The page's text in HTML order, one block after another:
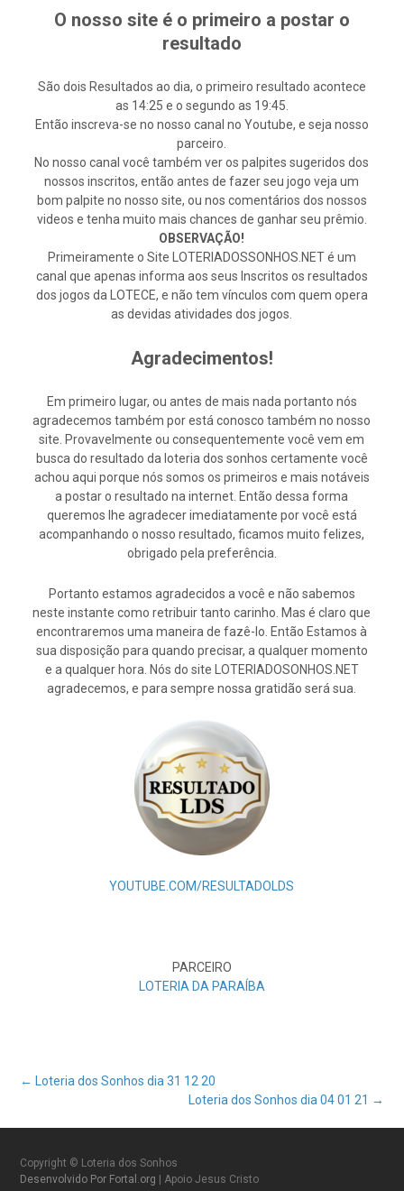
O nosso site é o primeiro a postar o
resultado
São dois Resultados ao dia, o primeiro resultado acontece
as 14:25 e o segundo as 19:45.
Então inscreva-se no nosso canal no Youtube, e seja nosso
parceiro.
No nosso canal você também ver os palpites sugeridos dos
nossos inscritos, então antes de fazer seu jogo veja um
bom palpite no nosso site, ou nos comentários dos nossos
videos e tenha muito mais chances de ganhar seu prêmio.
OBSERVAÇÃO!
Primeiramente o Site LOTERIADOSSONHOS.NET é um
canal que apenas informa aos seus Inscritos os resultados
dos jogos da LOTECE, e não tem vínculos com quem opera
as devidas atividades dos jogos.
Agradecimentos!
Em primeiro lugar, ou antes de mais nada portanto nós
agradecemos também por está conosco também no nosso
site. Provavelmente ou consequentemente você vem em
busca do resultado da loteria dos sonhos certamente você
achou aqui porque nós somos os primeiros e mais notáveis
a postar o resultado na internet. Então dessa forma
queremos lhe agradecer imediatamente por você está
acompanhando o nosso resultado, ficamos muito felizes,
obrigado pela preferência.
Portanto estamos agradecidos a você e não sabemos
neste instante como retribuir tanto carinho. Mas é claro que
encontraremos uma maneira de fazê-lo. Então Estamos à
sua disposição para quando precisar, a qualquer momento
e a qualquer hora. Nós do site LOTERIADOSONHOS.NET
agradecemos, e para sempre nossa gratidão será sua.
YOUTUBE.COM/RESULTADOLDS
PARCEIRO
LOTERIA DA PARAÍBA
Post
navigation
← Loteria dos Sonhos dia 31 12 20
Loteria dos Sonhos dia 04 01 21 →
Copyright © Loteria dos Sonhos
Desenvolvido Por Fortal.org
| Apoio Jesus Cristo